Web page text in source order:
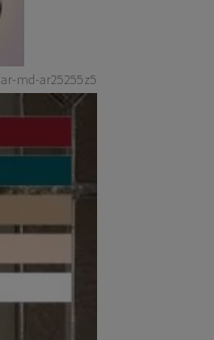
ar-md-ar25255z5